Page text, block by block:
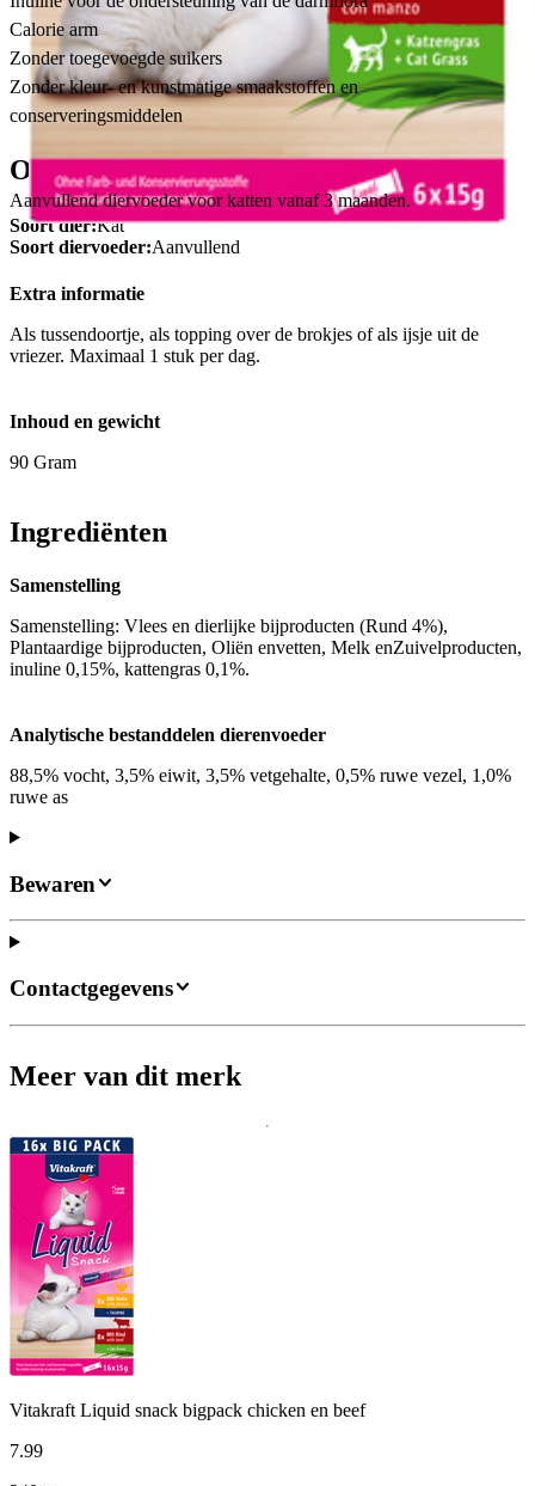
Calorie arm
Zonder toegevoegde suikers
Zonder kleur- en kunstmatige smaakstoffen en
conserveringsmiddelen
Omschrijving
Aanvullend diervoeder voor katten vanaf 3 maanden.
Soort dier:Kat
Soort diervoeder:Aanvullend
Extra informatie
Als tussendoortje, als topping over de brokjes of als ijsje uit de
vriezer. Maximaal 1 stuk per dag.
Inhoud en gewicht
90 Gram
Ingrediënten
Samenstelling
Samenstelling: Vlees en dierlijke bijproducten (Rund 4%),
Plantaardige bijproducten, Oliën envetten, Melk enZuivelproducten,
inuline 0,15%, kattengras 0,1%.
Analytische bestanddelen dierenvoeder
88,5% vocht, 3,5% eiwit, 3,5% vetgehalte, 0,5% ruwe vezel, 1,0%
ruwe as
Bewaren
Contactgegevens
Meer van dit merk
Vitakraft Liquid snack bigpack chicken en beef
7.99